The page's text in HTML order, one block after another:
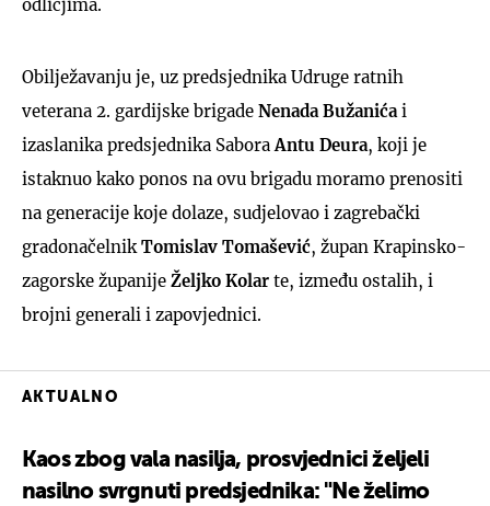
odličjima.
Obilježavanju je, uz predsjednika Udruge ratnih
veterana 2. gardijske brigade Nenada Bužanićai
izaslanika predsjednika SaboraAntu Deura, koji je
istaknuo kako ponos na ovu brigadu moramo prenositi
na generacije koje dolaze, sudjelovao i zagrebački
gradonačelnikTomislav Tomašević, župan Krapinsko-
zagorske županije Željko Kolar te, između ostalih, i
brojni generali i zapovjednici.
AKTUALNO
Kaos zbog vala nasilja, prosvjednici željeli
nasilno svrgnuti predsjednika: "Ne želimo